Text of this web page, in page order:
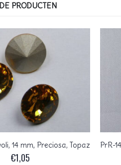
PRODUCTEN
14 mm, Preciosa, Topaz
€1,05